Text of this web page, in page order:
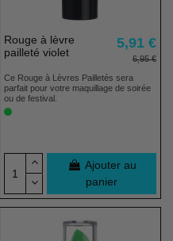
Rouge à lèvre
pailleté violet
5,91 €
6,95 €
Ce Rouge à Lèvres Pailletés sera
parfait pour votre maquillage de soirée
ou de festival.
Ajouter au
panier